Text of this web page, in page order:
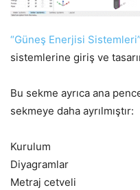
“Güneş Enerjisi Sistemleri”
sistemlerine giriş ve
Bu sekme ayrıca ana
sekmeye daha ayrılmıştır:
Kurulum
Diyagramlar
Metraj cetveli